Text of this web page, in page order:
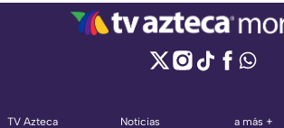
TV Azteca Noticias a más +